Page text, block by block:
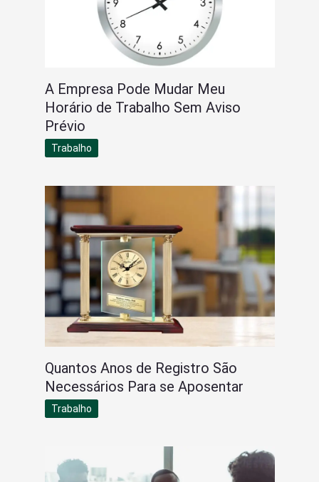
A Empresa Pode Mudar Meu
Horário de Trabalho Sem Aviso
Prévio
Trabalho
Quantos Anos de Registro São
Necessários Para se Aposentar
Trabalho